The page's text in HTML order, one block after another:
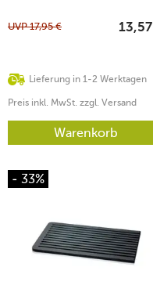
Lieferung in 1-2 Werktagen
UVP17,95 € 13,57
Preis inkl. MwSt. zzgl. Versand
Warenkorb
- 33%